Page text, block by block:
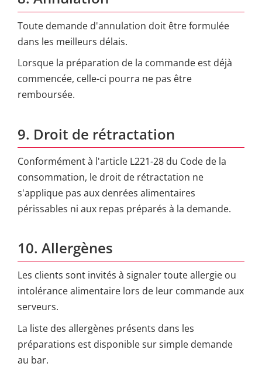
Toute demande d'annulation doit être formulée
dans les meilleurs délais.
Lorsque la préparation de la commande est déjà
commencée, celle-ci pourra ne pas être
remboursée.
9. Droit de rétractation
Conformément à l'article L221-28 du Code de la
consommation, le droit de rétractation ne
s'applique pas aux denrées alimentaires
périssables ni aux repas préparés à la demande.
10. Allergènes
Les clients sont invités à signaler toute allergie ou
intolérance alimentaire lors de leur commande aux
serveurs.
La liste des allergènes présents dans les
préparations est disponible sur simple demande
au bar.